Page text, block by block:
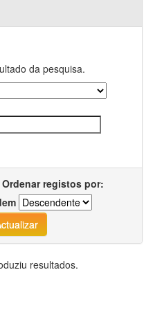
da pesquisa.
Ordenar registos por:
resultados.